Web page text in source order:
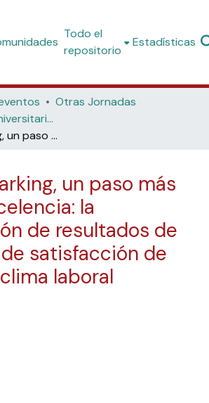
Todo el
repositorio
Estadísticas
Otras Jornadas
2ªs Jornadas Universitarias de Calidad y Bibliotecas: objetivo, la excelencia (Universidad de Málaga, 2010)
El benchmarking, un paso más hacia la excelencia: la comparación de resultados de encuestas de satisfacción de usuarios y clima laboral
un paso más
la
de resultados de
satisfacción de
laboral